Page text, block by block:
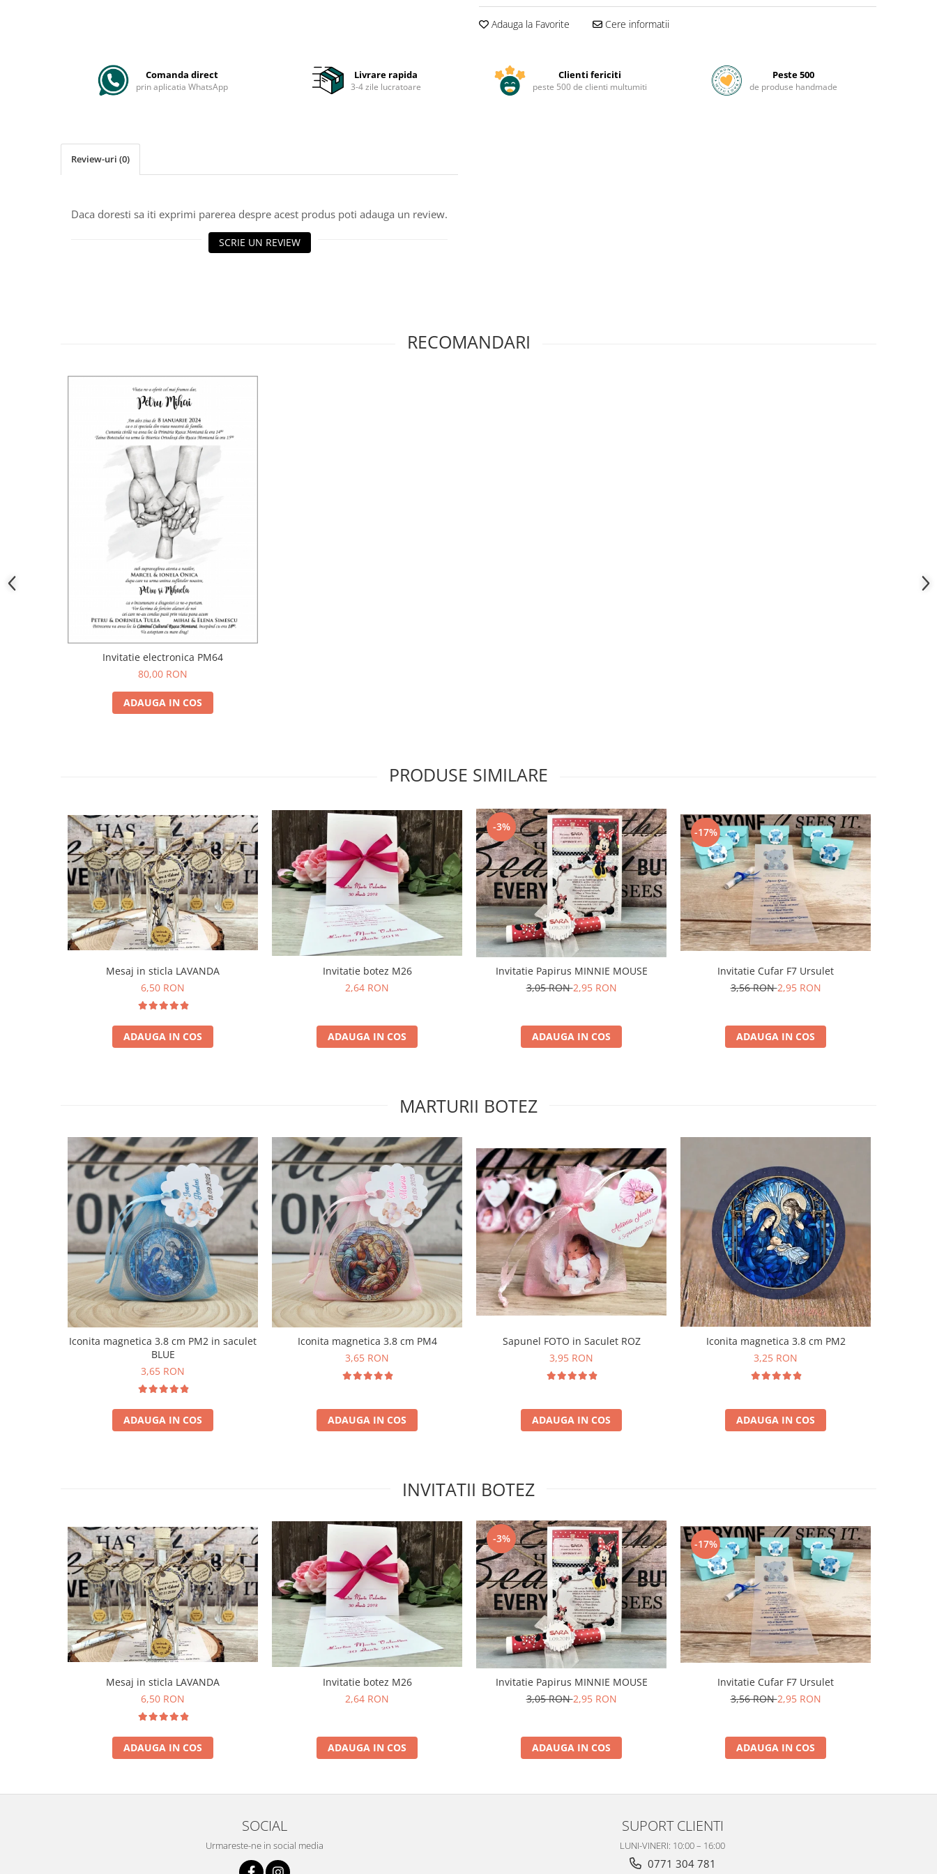
Adauga la Favorite Cere informatii
Comanda direct
prin aplicatia WhatsApp
Livrare rapida
3-4 zile lucratoare
Clienti fericiti
peste 500 de clienti multumiti
Peste 500
de produse handmade
Review-uri (0)
Daca doresti sa iti exprimi parerea despre acest produs poti adauga un review.
SCRIE UN REVIEW
RECOMANDARI
Invitatie electronica PM64
80,00 RON
ADAUGA IN COS
PRODUSE SIMILARE
Mesaj in sticla LAVANDA
6,50 RON
ADAUGA IN COS
Invitatie botez M26
2,64 RON
ADAUGA IN COS
-3%
Invitatie Papirus MINNIE MOUSE
3,05 RON2,95 RON
ADAUGA IN COS
-17%
Invitatie Cufar F7 Ursulet
3,56 RON2,95 RON
ADAUGA IN COS
MARTURII BOTEZ
Iconita magnetica 3.8 cm PM2 in saculet
BLUE
3,65 RON
ADAUGA IN COS
Iconita magnetica 3.8 cm PM4
3,65 RON
ADAUGA IN COS
Sapunel FOTO in Saculet ROZ
3,95 RON
ADAUGA IN COS
Iconita magnetica 3.8 cm PM2
3,25 RON
ADAUGA IN COS
INVITATII BOTEZ
Mesaj in sticla LAVANDA
6,50 RON
ADAUGA IN COS
Invitatie botez M26
2,64 RON
ADAUGA IN COS
-3%
Invitatie Papirus MINNIE MOUSE
3,05 RON2,95 RON
ADAUGA IN COS
-17%
Invitatie Cufar F7 Ursulet
3,56 RON2,95 RON
ADAUGA IN COS
SOCIAL
Urmareste-ne in social media
SUPORT CLIENTI
LUNI-VINERI: 10:00 – 16:00
0771 304 781